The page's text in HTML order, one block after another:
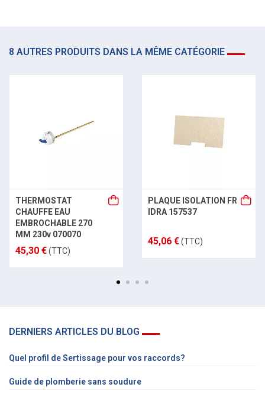
8 AUTRES PRODUITS DANS LA MÊME CATÉGORIE
THERMOSTAT
CHAUFFE EAU
EMBROCHABLE 270
MM 230v 070070
45,30 €(TTC)
PLAQUE ISOLATION FR
IDRA 157537
45,06 €(TTC)
DERNIERS ARTICLES DU BLOG
Quel profil de Sertissage pour vos raccords?
Guide de plomberie sans soudure